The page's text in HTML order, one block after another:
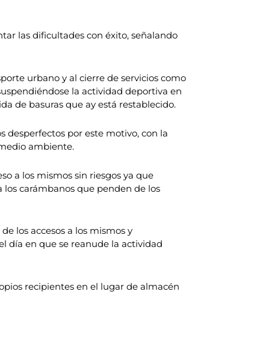
las dificultades con éxito, señalando
urbano y al cierre de servicios como
la actividad deportiva en
de basuras que ay está restablecido.
desperfectos por este motivo, con la
ambiente.
a los mismos sin riesgos ya que
los carámbanos que penden de los
los accesos a los mismos y
día en que se reanude la actividad
recipientes en el lugar de almacén